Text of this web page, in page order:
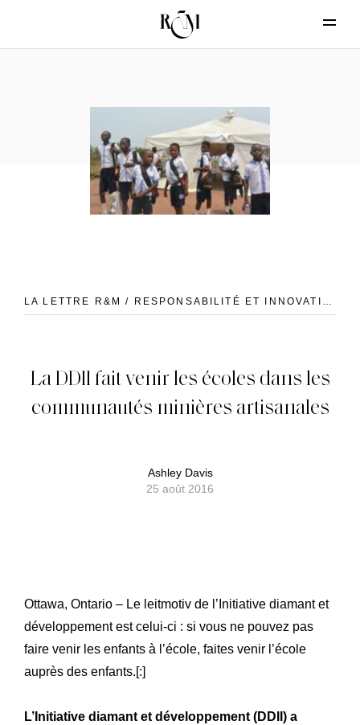
LA LETTRE R&M / RESPONSABILITÉ ET INNOVATION
La DDII fait venir les écoles dans les
communautés minières artisanales
Ashley Davis
25 août 2016
Ottawa, Ontario – Le leitmotiv de l’Initiative diamant et
développement est celui-ci : si vous ne pouvez pas
faire venir les enfants à l’école, faites venir l’école
auprès des enfants.[:]
L’Initiative diamant et développement (DDII) a